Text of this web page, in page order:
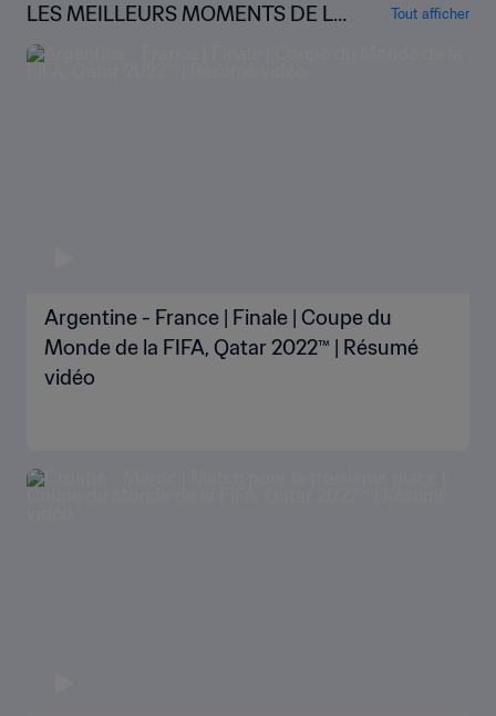
LES MEILLEURS MOMENTS DE LA
COUPE DU MONDE
Tout afficher
Argentine - France | Finale | Coupe du
Monde de la FIFA, Qatar 2022™ | Résumé
vidéo